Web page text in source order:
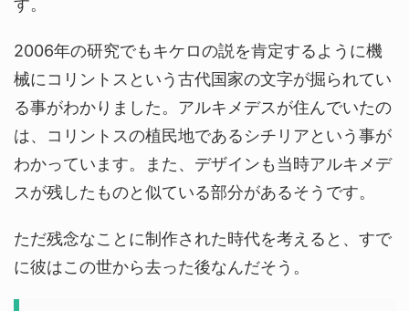
2006年の研究でもキケロの説を肯定するように機
械にコリントスという古代国家の文字が掘られてい
る事がわかりました。アルキメデスが住んでいたの
は、コリントスの植民地であるシチリアという事が
わかっています。また、デザインも当時アルキメデ
スが残したものと似ている部分があるそうです。
ただ残念なことに制作された時代を考えると、すで
に彼はこの世から去った後なんだそう。